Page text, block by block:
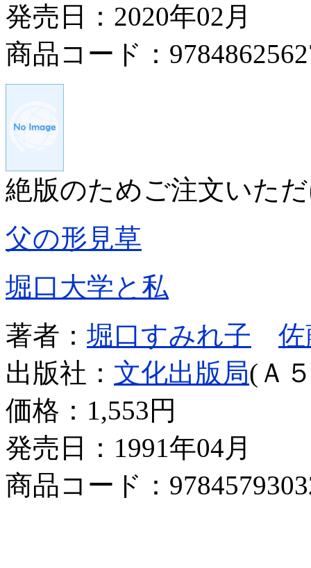
発売日：2020年02月
商品コード：
絶版のためご注文いた
父の形見草
堀口大学と私
著者： 堀口すみれ子
出版社： 文化出版局(Ａ
価格： 1,553円
発売日：1991年04月
商品コード：